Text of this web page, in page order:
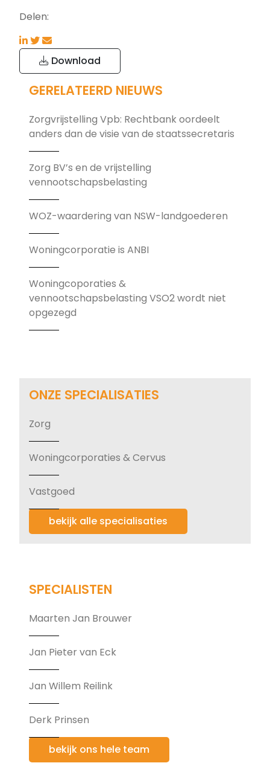
Delen:
Download
GERELATEERD NIEUWS
Zorgvrijstelling Vpb: Rechtbank oordeelt
anders dan de visie van de staatssecretaris
Zorg BV’s en de vrijstelling
vennootschapsbelasting
WOZ-waardering van NSW-landgoederen
Woningcorporatie is ANBI
Woningcoporaties &
vennootschapsbelasting VSO2 wordt niet
opgezegd
ONZE SPECIALISATIES
Zorg
Woningcorporaties & Cervus
Vastgoed
bekijk alle specialisaties
SPECIALISTEN
Maarten Jan Brouwer
Jan Pieter van Eck
Jan Willem Reilink
Derk Prinsen
bekijk ons hele team